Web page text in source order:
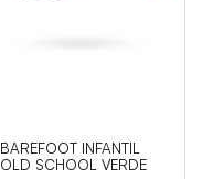
BAREFOOT INFANTIL
OLD SCHOOL VERDE